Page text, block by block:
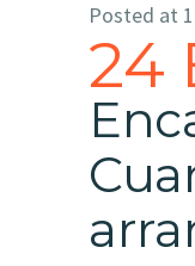
24
Posted at